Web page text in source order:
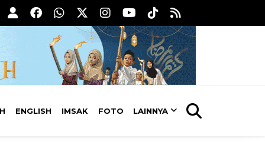
ENGLISH IMSAK FOTO LAINNYA